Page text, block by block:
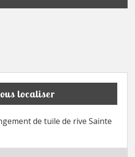
localiser
de tuile de rive Sainte